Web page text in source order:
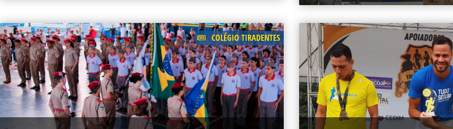
COLÉGIO TIRADENTES